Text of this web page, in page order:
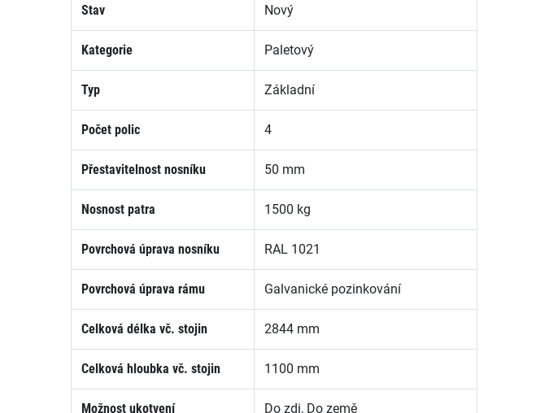
Stav Nový
Kategorie Paletový
Typ Základní
Počet polic 4
Přestavitelnost nosníku 50 mm
Nosnost patra 1500 kg
Povrchová úprava nosníku RAL 1021
Povrchová úprava rámu Galvanické pozinkování
Celková délka vč. stojin 2844 mm
Celková hloubka vč. stojin 1100 mm
Možnost ukotvení Do zdi, Do země